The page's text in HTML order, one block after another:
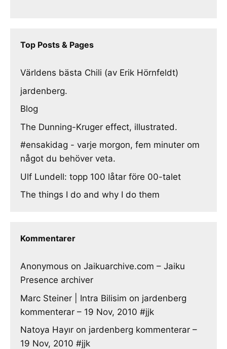
Top Posts & Pages
Världens bästa Chili (av Erik Hörnfeldt)
jardenberg.
Blog
The Dunning-Kruger effect, illustrated.
#ensakidag - varje morgon, fem minuter om
något du behöver veta.
Ulf Lundell: topp 100 låtar före 00-talet
The things I do and why I do them
Kommentarer
Anonymous on Jaikuarchive.com – Jaiku
Presence archiver
Marc Steiner | Intra Bilisim on jardenberg
kommenterar – 19 Nov, 2010 #jjk
Natoya Hayır on jardenberg kommenterar –
19 Nov, 2010 #jjk